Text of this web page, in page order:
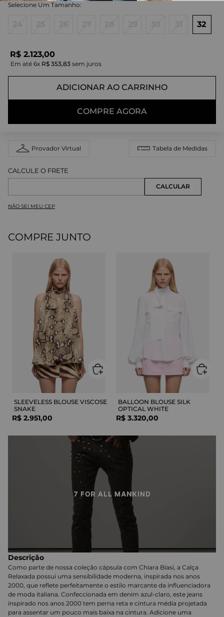
32
R$ 2.123,00
Em até 6x R$ 353,83 sem juros
ADICIONAR AO CARRINHO
COMPRE AGORA
Provador Virtual Tabela de Medidas
NÃO SEI MEU CEP
COMPRE JUNTO
SLEEVELESS BLOUSE VISCOSE
SNAKE
R$ 2.951,00
BALLOON BLOUSE SILK
OPTICAL WHITE
R$ 3.320,00
Descrição
Como parte de nossa coleção cápsula com Chiara Biasi, a Calça
Relaxada possui uma sensibilidade moderna, inspirada nos anos
2000, que reflete perfeitamente o estilo marcante da influenciadora
de moda italiana. Confeccionada em denim azul-claro, este jeans
inspirado nos anos 2000 tem perna reta e cintura média projetada
para assentar um pouco mais baixa na cintura. Adicione uma